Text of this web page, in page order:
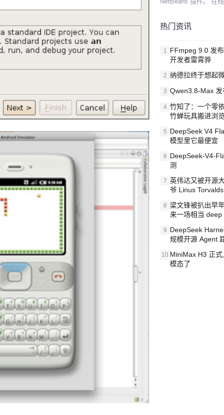
热门资讯
1 FFmpeg 9.0 发
开发者雷霄骅
2 纳德拉终于想起
3 Qwen3.8-Max
4 竹知了：一个零
竹蝉玩具搬进浏
5 DeepSeek V4
模型里它最便宜
6 DeepSeek-V4-
测
7 英伟达又被开源
爷 Linus Torvalds
8 梁文锋被扒出早
来一场相当
9 DeepSeek
规模开源 Agent
10 MiniMax H3 正
模态了